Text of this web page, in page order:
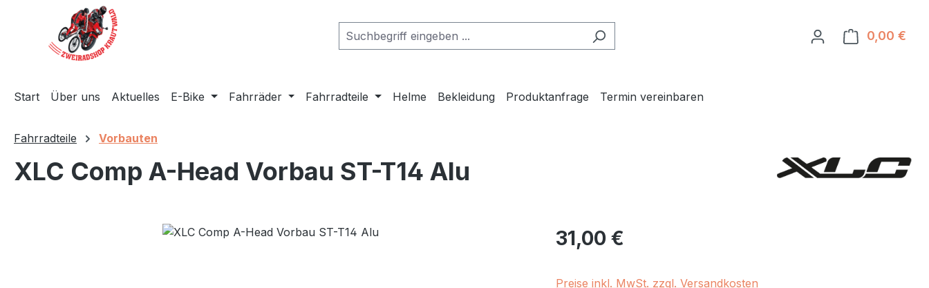
Hauptinhalt springen
Zur Suche springen
Zur Hauptnavigation springen
0,00 €
Start Über uns Aktuelles E-Bike Fahrräder Fahrradteile Helme Bekleidung Produktanfrage Termin vereinbaren
Fahrradteile Vorbauten
XLC Comp A-Head Vorbau ST-T14 Alu
Regulärer Preis:
31,00 €
Preise inkl. MwSt. zzgl. Versandkosten